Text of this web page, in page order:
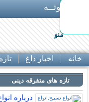
بـیتوتــه
منو
خانه اخبار داغ
تازه های متفرقه دینی
درباره